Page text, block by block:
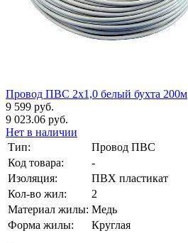
Провод ПВС 2х1,0 белый бухта 200м
9 599 руб.
9 023.06 руб.
Нет в наличии
Тип:
Провод ПВС
Код товара:
-
Изоляция:
ПВХ пластикат
Кол-во жил:
2
Материал жилы: Медь
Форма жилы:
Круглая